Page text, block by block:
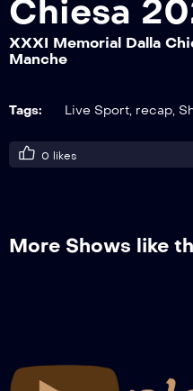
XXXI
Col.
Lgt.
Chiesa
XXXI Memorial Dalla
Manche
Tags: Live Sport, recap,
0 likes
More Shows like